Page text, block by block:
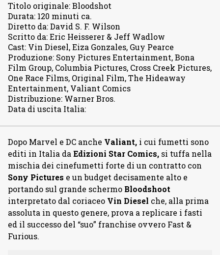
Titolo originale:Bloodshot
Durata: 120 minuti ca.
Diretto da:David S. F. Wilson
Scritto da:Eric Heisserer & Jeff Wadlow
Cast: Vin Diesel, Eiza Gonzales, Guy Pearce
Produzione: Sony Pictures Entertainment, Bona
Film Group, Columbia Pictures, Cross Creek Pictures,
One Race Films, Original Film, The Hideaway
Entertainment, Valiant Comics
Distribuzione: Warner Bros.
Data di uscita Italia:
Dopo Marvel e DC anche Valiant, i cui fumetti sono
editi in Italia da Edizioni Star Comics, si tuffa nella
mischia dei cinefumetti forte di un contratto con
Sony Pictures e un budget decisamente alto e
portando sul grande schermo Bloodshoot
interpretato dal coriaceo Vin Diesel che, alla prima
assoluta in questo genere, prova a replicare i fasti
ed il successo del “suo” franchise ovvero Fast &
Furious.